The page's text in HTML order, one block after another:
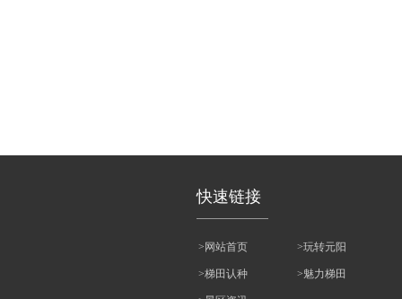
快速链接
>网站首页 >玩转元阳
>梯田认种 >魅力梯田